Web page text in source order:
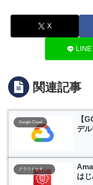
X
LINE
関連記事
Google Cloud
【
デ
クラウドセキュリティ
はじ